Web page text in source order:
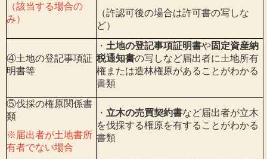
（該当する場合の
み）
（許認可後の場合は許可書の写しな
ど）
④土地の登記事項証
明書等
・ 土地の登記事項証明書や固定資産納
税通知書の写しなど届出者に土地所有
権または造林権原があることがわかる
書類
⑤伐採の権原関係書
類
※届出者が土地書所
有者でない場合
・ 立木の売買契約書など届出者が立木
を伐採する権原を有することがわかる
書類